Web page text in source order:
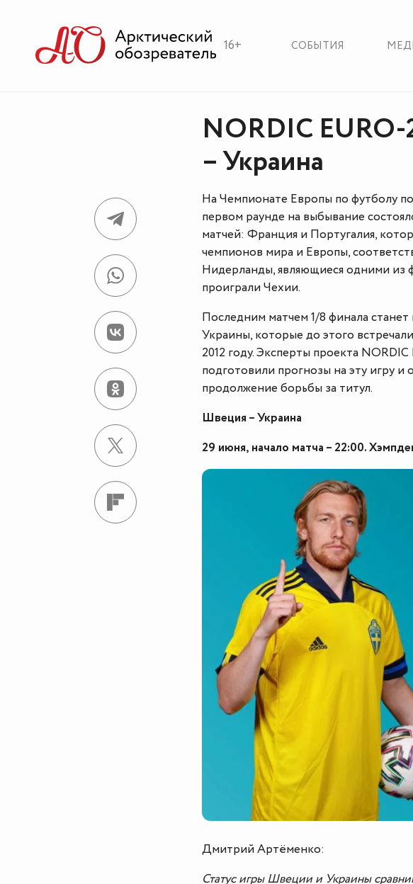
16+ СОБЫТИЯ
NORDIC
– Украина
На Чемпионате Европы по футболу
первом раунде на выбывание
матчей: Франция и Португалия,
чемпионов мира и Европы,
Нидерланды, являющиеся одними из
проиграли Чехии.
Последним матчем 1/8 финала
Украины, которые до этого
2012 году. Эксперты проекта
подготовили прогнозы на эту игру
продолжение борьбы за титул.
Швеция – Украина
29 июня, начало матча – 22:00.
Дмитрий Артёменко:
Статус игры Швеции и Украины